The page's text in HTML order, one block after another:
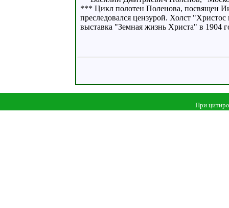
*** Цикл полотен Поленова, посвящен
преследовался цензурой. Холст
выставка "Земная жизнь Христа" в 1904
При